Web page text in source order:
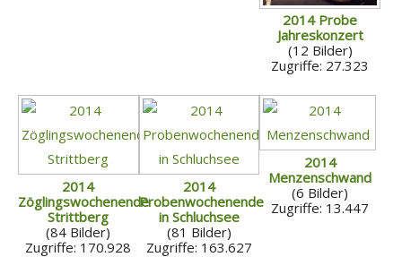
2014 Probe
Jahreskonzert
(12 Bilder)
Zugriffe: 27.323
2014
Zöglingswochenende
Strittberg
(84 Bilder)
Zugriffe: 170.928
2014
Probenwochenende
in Schluchsee
(81 Bilder)
Zugriffe: 163.627
2014
Menzenschwand
(6 Bilder)
Zugriffe: 13.447